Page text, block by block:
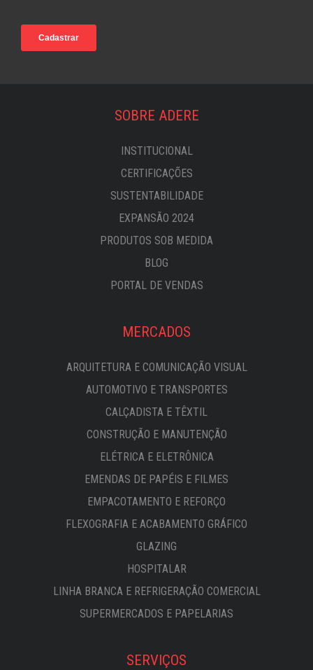
SOBRE ADERE
INSTITUCIONAL
CERTIFICAÇÕES
SUSTENTABILIDADE
EXPANSÃO 2024
PRODUTOS SOB MEDIDA
BLOG
PORTAL DE VENDAS
MERCADOS
ARQUITETURA E COMUNICAÇÃO VISUAL
AUTOMOTIVO E TRANSPORTES
CALÇADISTA E TÊXTIL
CONSTRUÇÃO E MANUTENÇÃO
ELÉTRICA E ELETRÔNICA
EMENDAS DE PAPÉIS E FILMES
EMPACOTAMENTO E REFORÇO
FLEXOGRAFIA E ACABAMENTO GRÁFICO
GLAZING
HOSPITALAR
LINHA BRANCA E REFRIGERAÇÃO COMERCIAL
SUPERMERCADOS E PAPELARIAS
SERVIÇOS